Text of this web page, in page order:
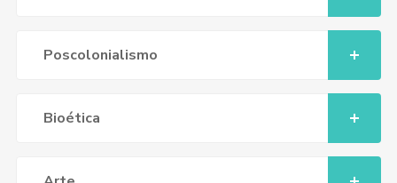
Poscolonialismo
Bioética